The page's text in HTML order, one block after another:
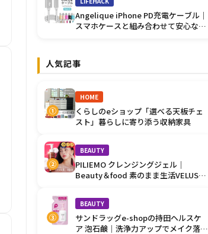
Angelique iPhone PD充電ケーブル｜
スマホケースと組み合わせて安心な充
人気記事
①
HOME
くらしのeショップ「選べる天板チェ
スト」暮らしに寄り添う収納家具
②
BEAUTY
PILIEMO クレンジングジェル｜
Beauty＆food 素のまま生活VELUSの
③
BEAUTY
サンドラッグe-shopの持田ヘルスケ
ア 泡石鹸｜洗浄力アップでメイク落と